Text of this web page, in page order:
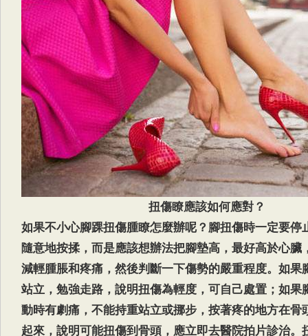
扭傷瞭應該如何應對？
如果不小心腳踝扭傷腫瞭怎麼辦呢？腳扭傷時一定要停
隨意地按揉，而是應該想辦法把腳墊高，最好高於心臟
減輕腫脹和疼痛，然後判斷一下傷勢的嚴重程度。如果
站立，勉強走路，說明扭傷為輕度，可自己處置；如果
動時有劇痛，不能持重站立或挪步，按著疼的地方在骨
起來，說明可能扭傷到骨頭，應立即去醫院拍片診治。